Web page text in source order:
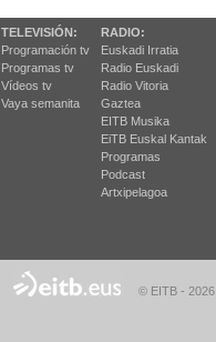
TELEVISIÓN:
Programación tv
Programas tv
Vídeos tv
Vaya semanita
RADIO:
Euskadi Irratia
Radio Euskadi
Radio Vitoria
Gaztea
EITB Musika
EiTB Euskal Kantak
Programas
Podcast
Artxipelagoa
© EITB - 2026